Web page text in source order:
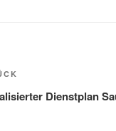
Dienstplan